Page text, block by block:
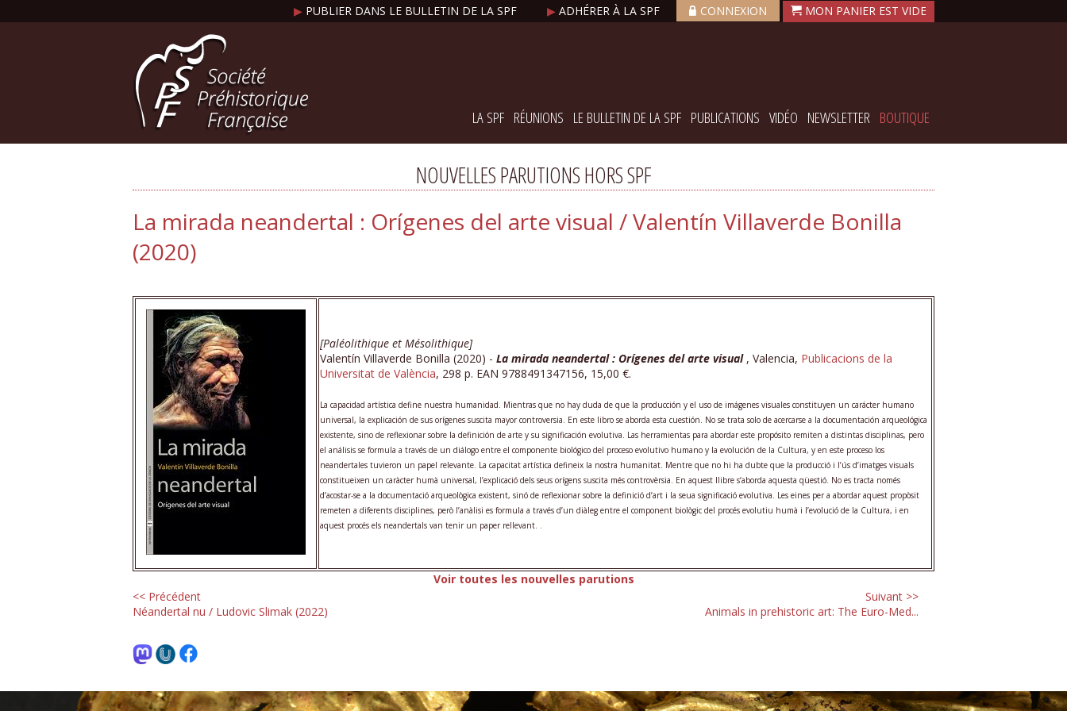
▶ PUBLIER DANS LE BULLETIN DE LA SPF ▶ ADHÉRER À LA SPF CONNEXION
LA SPF RÉUNIONS LE BULLETIN DE LA SPF PUBLICATIONS VIDÉO NEWSLETTER BOUTIQUE
NOUVELLES PARUTIONS HORS SPF
La mirada neandertal : Orígenes del arte visual / Valentín Villaverde Bonilla
(2020)
[Paléolithique et Mésolithique]
Valentín Villaverde Bonilla (2020) - La mirada neandertal : Orígenes del arte visual , Valencia, Publicacions de la
Universitat de València, 298 p. EAN 9788491347156, 15,00 €.
La capacidad artística define nuestra humanidad. Mientras que no hay duda de que la producción y el uso de imágenes visuales constituyen un carácter humano
universal, la explicación de sus orígenes suscita mayor controversia. En este libro se aborda esta cuestión. No se trata solo de acercarse a la documentación arqueológica
existente, sino de reflexionar sobre la definición de arte y su significación evolutiva. Las herramientas para abordar este propósito remiten a distintas disciplinas, pero
el análisis se formula a través de un diálogo entre el componente biológico del proceso evolutivo humano y la evolución de la Cultura, y en este proceso los
neandertales tuvieron un papel relevante. La capacitat artística defineix la nostra humanitat. Mentre que no hi ha dubte que la producció i l’ús d’imatges visuals
constitueixen un caràcter humà universal, l’explicació dels seus orígens suscita més controvèrsia. En aquest llibre s’aborda aquesta qüestió. No es tracta només
d’acostar-se a la documentació arqueològica existent, sinó de reflexionar sobre la definició d’art i la seua significació evolutiva. Les eines per a abordar aquest propòsit
remeten a diferents disciplines, però l’anàlisi es formula a través d’un diàleg entre el component biològic del procés evolutiu humà i l’evolució de la Cultura, i en
aquest procés els neandertals van tenir un paper rellevant. .
Voir toutes les nouvelles parutions
<< Précédent
Néandertal nu / Ludovic Slimak (2022)
Suivant >>
Animals in prehistoric art: The Euro-Med...